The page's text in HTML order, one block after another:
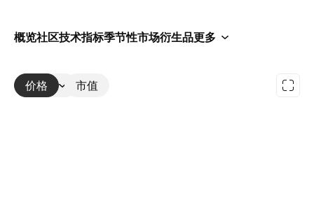
概览社区技术指标季节性市场衍生品更多
价格 市值
更多